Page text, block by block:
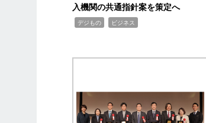
入機関の共通指針案を策定へ
デジもの ビジネス